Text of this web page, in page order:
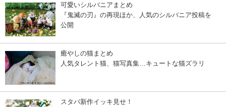
可愛いシルバニアまとめ
『鬼滅の刃』の再現ほか、人気のシルバニア投稿を
公開
癒やしの猫まとめ
人気タレント猫、猫写真集…キュートな猫ズラリ
スタバ新作イッキ見せ！